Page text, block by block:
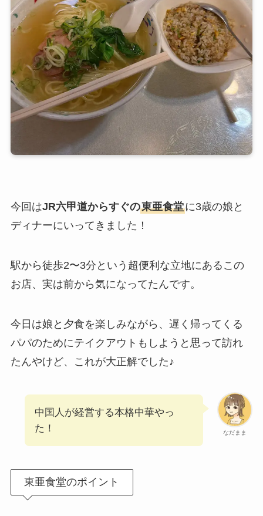
今回はJR六甲道からすぐの東亜食堂に3歳の娘と
ディナーにいってきました！
駅から徒歩2〜3分という超便利な立地にあるこの
お店、実は前から気になってたんです。
今日は娘と夕食を楽しみながら、遅く帰ってくる
パパのためにテイクアウトもしようと思って訪れ
たんやけど、これが大正解でした♪
なだまま
中国人が経営する本格中華やっ
た！
東亜食堂のポイント